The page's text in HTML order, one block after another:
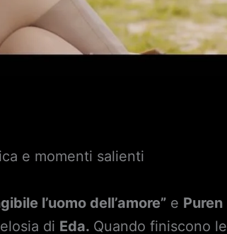
e momenti salienti
l’uomo dell’amore” e Puren
di Eda. Quando finiscono le